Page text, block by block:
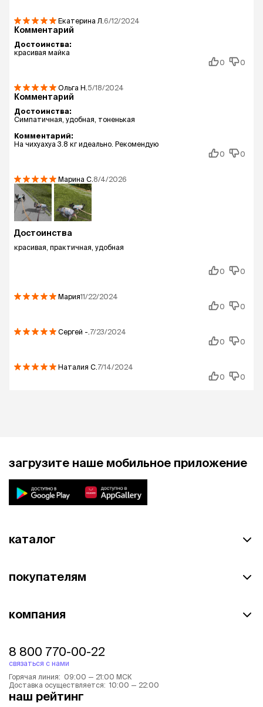
Екатерина Л. 6/12/2024
Комментарий
Достоинства:
красивая майка
0
0
Ольга Н. 5/18/2024
Комментарий
Достоинства:
Симпатичная, удобная, тоненькая
Комментарий:
На чихуахуа 3.8 кг идеально. Рекомендую
0
0
Марина С. 8/4/2026
Достоинства
красивая, практичная, удобная
0 0
Мария11/22/2024
0
0
Сергей -. 7/23/2024
0
0
Наталия С. 7/14/2024
0
0
загрузите наше мобильное приложение
каталог
покупателям
компания
8 800 770-00-22
связаться с нами
Горячая линия: 09:00 — 21:00 МСК
Доставка осуществляется: 10:00 — 22:00
наш рейтинг